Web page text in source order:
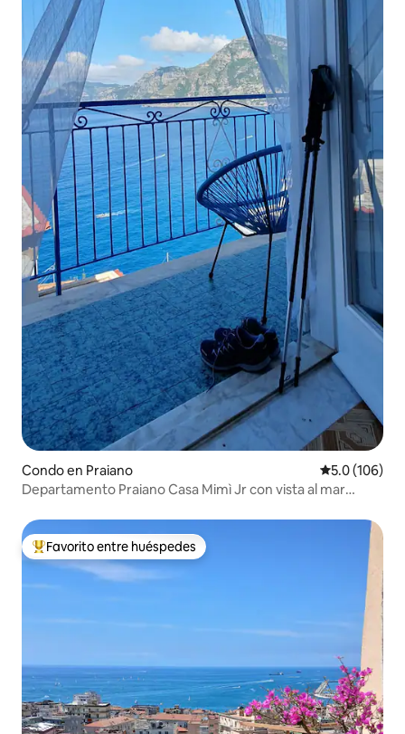
Condo en Praiano Calificación
5.0 (106)
Departamento Praiano Casa Mimì Jr con vista al mar
Favorito entre huéspedes preferido
Favorito entre huéspedes